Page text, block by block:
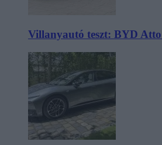
Villanyautó teszt: BYD